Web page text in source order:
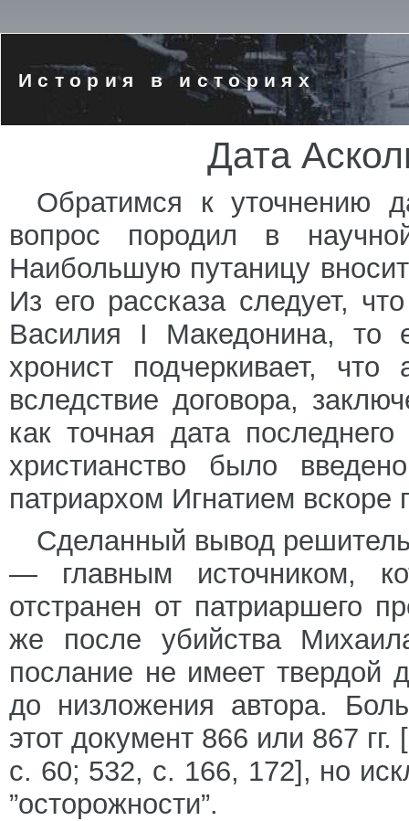
История в историях
Дата
Обратимся к уточнению
вопрос породил в
Наибольшую путаницу
Из его рассказа следует,
Василия I Македонина, то
хронист подчеркивает,
вследствие договора,
как точная дата
христианство было
патриархом Игнатием вскоре
Сделанный вывод
— главным источником,
отстранен от патриаршего
же после убийства
послание не имеет твердой
до низложения автора.
этот документ 866 или 867
с. 60; 532, с. 166, 172], но
”осторожности”.